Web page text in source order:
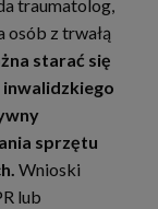
traumatolog,
osób z trwałą
starać się
sprzętu
Wnioski
lub